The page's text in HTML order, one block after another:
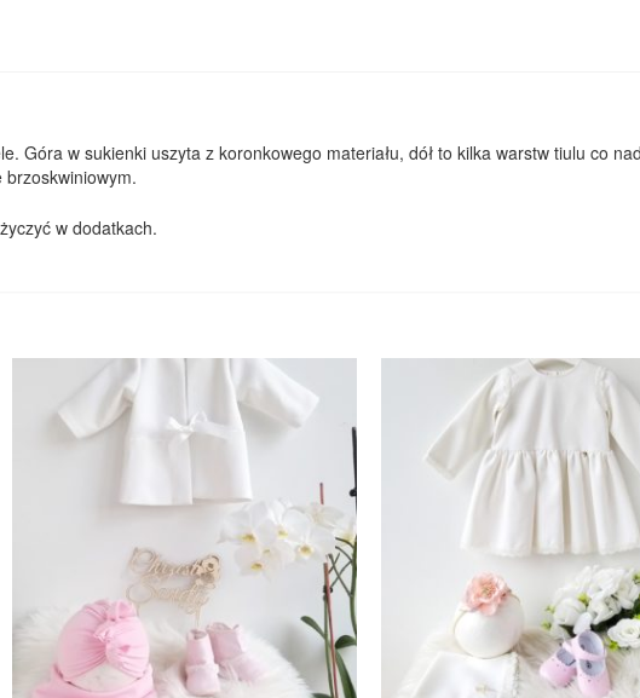
Góra w sukienki uszyta z koronkowego materiału, dół to kilka warstw tiulu co
brzoskwiniowym.
w dodatkach.